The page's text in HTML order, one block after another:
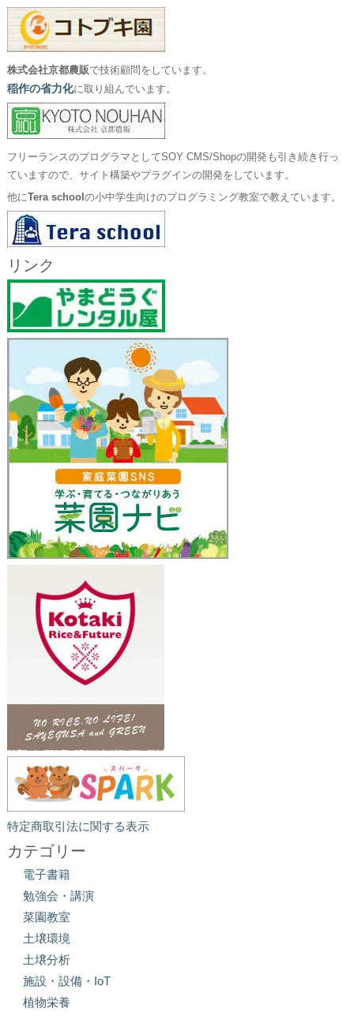
株式会社京都農販で技術顧問をしています。
稲作の省力化に取り組んでいます。
フリーランスのプログラマとしてSOY CMS/Shopの開発も引き続き行っ
ていますので、サイト構築やプラグインの開発をしています。
他にTera school の小中学生向けのプログラミング教室で教えています。
リンク
特定商取引法に関する表示
カテゴリー
電子書籍
勉強会・講演
菜園教室
土壌環境
土壌分析
施設・設備・IoT
植物栄養